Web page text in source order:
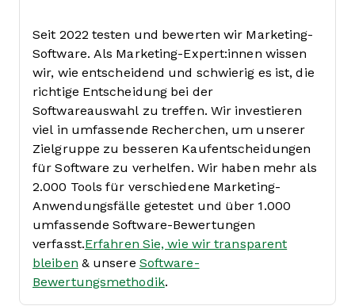
Seit 2022 testen und bewerten wir Marketing-
Software. Als Marketing-Expert:innen wissen
wir, wie entscheidend und schwierig es ist, die
richtige Entscheidung bei der
Softwareauswahl zu treffen. Wir investieren
viel in umfassende Recherchen, um unserer
Zielgruppe zu besseren Kaufentscheidungen
für Software zu verhelfen. Wir haben mehr als
2.000 Tools für verschiedene Marketing-
Anwendungsfälle getestet und über 1.000
umfassende Software-Bewertungen
verfasst.Erfahren Sie, wie wir transparent
bleiben & unsere Software-
Bewertungsmethodik.